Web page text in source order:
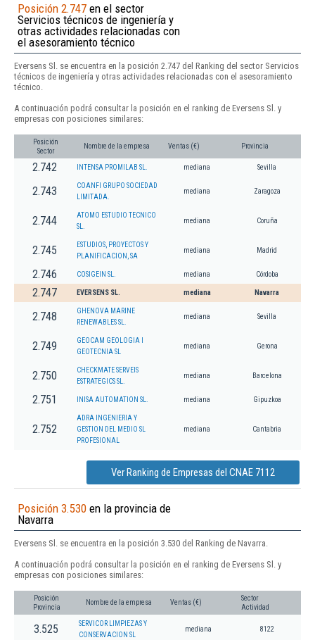
Posición 2.747 en el sector
Servicios técnicos de ingeniería y
otras actividades relacionadas con
el asesoramiento técnico
Eversens Sl. se encuentra en la posición 2.747 del Ranking del sector Servicios
técnicos de ingeniería y otras actividades relacionadas con el asesoramiento
técnico.
A continuación podrá consultar la posición en el ranking de Eversens Sl. y
empresas con posiciones similares:
Posición
Sector
Nombre de la empresa Ventas (€) Provincia
2.742 INTENSA PROMILAB SL. mediana Sevilla
2.743
COANFI GRUPO SOCIEDAD
LIMITADA.
mediana Zaragoza
2.744
ATOMO ESTUDIO TECNICO
SL.
mediana Coruña
2.745
ESTUDIOS, PROYECTOS Y
PLANIFICACION, SA
mediana Madrid
2.746 COSIGEIN SL. mediana Córdoba
2.747 EVERSENS SL. mediana Navarra
2.748
GHENOVA MARINE
RENEWABLES SL.
mediana Sevilla
2.749
GEOCAM GEOLOGIA I
GEOTECNIA SL
mediana Gerona
2.750
CHECKMATE SERVEIS
ESTRATEGICS SL.
mediana Barcelona
2.751 INISA AUTOMATION SL. mediana Gipuzkoa
2.752
ADRA INGENIERIA Y
GESTION DEL MEDIO SL
PROFESIONAL
mediana Cantabria
Ver Ranking de Empresas del CNAE 7112
Posición 3.530 en la provincia de
Navarra
Eversens Sl. se encuentra en la posición 3.530 del Ranking de Navarra.
A continuación podrá consultar la posición en el ranking de Eversens Sl. y
empresas con posiciones similares:
Posición
Provincia
Nombre de la empresa Ventas (€)
Sector
Actividad
3.525
SERVICOR LIMPIEZAS Y
CONSERVACION SL
mediana 8122